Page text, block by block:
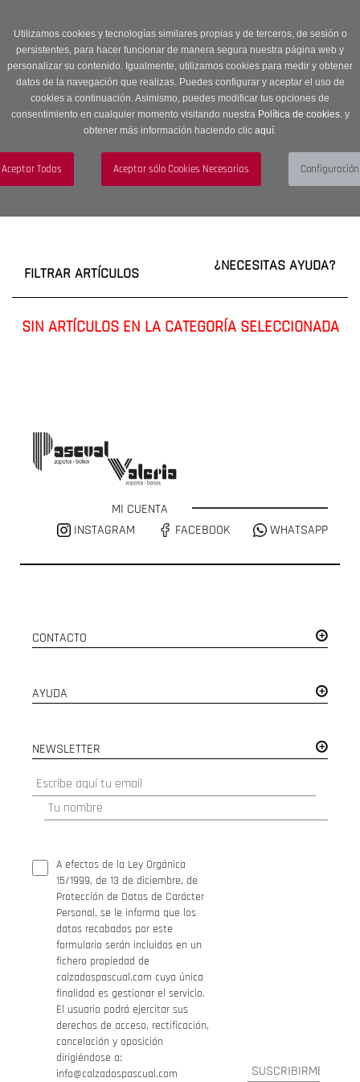
Utilizamos cookies y tecnologías similares propias y de terceros, de sesión o
persistentes, para hacer funcionar de manera segura nuestra página web y
personalizar su contenido. Igualmente, utilizamos cookies para medir y obtener
datos de la navegación que realizas. Puedes configurar y aceptar el uso de
cookies a continuación. Asimismo, puedes modificar tus opciones de
consentimiento en cualquier momento visitando nuestra Política de cookies.y
obtener más información haciendo clic aquí.
descuento en Sección OUTLET con código OUTLET20
navigation
Menú
FILTRAR ARTÍCULOS ¿NECESITAS AYUDA?
SIN ARTÍCULOS EN LA CATEGORÍA SELECCIONADA
MI CUENTA
INSTAGRAM
FACEBOOK WHATSAPP
CONTACTO
AYUDA
NEWSLETTER
A efectos de la Ley Orgánica
15/1999, de 13 de diciembre, de
Protección de Datos de Carácter
Personal, se le informa que los
datos recabados por este
formulario serán incluidos en un
fichero propiedad de
calzadospascual.com cuya única
finalidad es gestionar el servicio.
El usuario podrá ejercitar sus
derechos de acceso, rectificación,
cancelación y oposición
dirigiéndose a:
info@calzadospascual.com